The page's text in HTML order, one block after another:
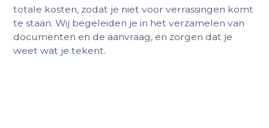
totale kosten, zodat je niet voor verrassingen komt
te staan. Wij begeleiden je in het verzamelen van
documenten en de aanvraag, en zorgen dat je
weet wat je tekent.